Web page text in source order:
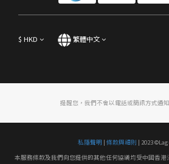
$ HKD 繁體中文
提醒您，我們不會以電話或簡訊方式通
私隱聲明 | 條款與細則 | 2023
本服務條款及我們向您提供的其他任何協議均受中國香港